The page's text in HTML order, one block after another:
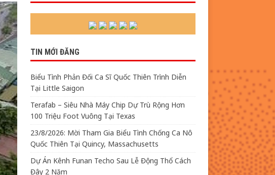
TIN MỚI ĐĂNG
Biểu Tình Phản Đối Ca Sĩ Quốc Thiên Trình Diễn
Tại Little Saigon
Terafab – Siêu Nhà Máy Chip Dự Trù Rộng Hơn
100 Triệu Foot Vuông Tại Texas
23/8/2026: Mời Tham Gia Biểu Tình Chống Ca Nô
Quốc Thiên Tại Quincy, Massachusetts
Dự Án Kênh Funan Techo Sau Lễ Động Thổ Cách
Đây 2 Năm